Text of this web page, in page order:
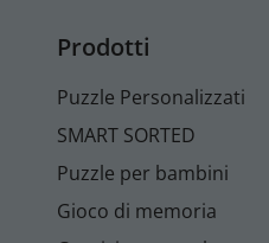
Prodotti
Puzzle Personalizzati
SMART SORTED
Puzzle per bambini
Gioco di memoria